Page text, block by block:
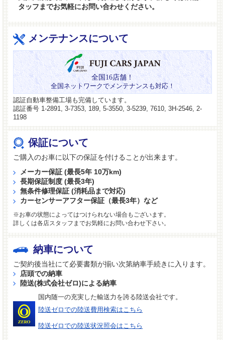
タッフまでお気軽にお問い合わせください。
メンテナンスについて
全国16店舗！
全国ネットワークでメンテナンスも対応！
認証自動車整備工場も完備しています。
認証番号 1-2891, 3-7353, 189, 5-3550, 3-5239, 7610, 3H-2546, 2-
1198
保証について
ご購入のお車に以下の保証を付けることが出来ます。
メーカー保証 (最長5年 10万km)
長期保証制度 (最長3年)
無条件修理保証 (消耗品まで対応)
カーセンサーアフター保証（最長3年）など
※お車の状態によってはつけられない場合もございます。
詳しくは各店スタッフまでお気軽にお問い合わせ下さい。
納車について
ご契約後当社にて必要書類が揃い次第納車手続きに入ります。
店頭での納車
陸送(株式会社ゼロ)による納車
国内随一の充実した輸送力を誇る陸送会社です。
陸送ゼロでの陸送費用検索はこちら
陸送ゼロでの陸送状況照会はこちら